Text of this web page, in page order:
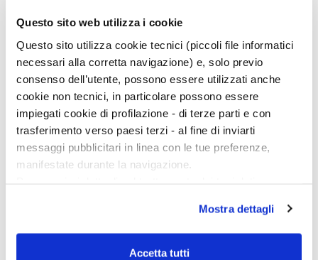
Questo sito web utilizza i cookie
Questo sito utilizza cookie tecnici (piccoli file informatici
necessari alla corretta navigazione) e, solo previo
consenso dell’utente, possono essere utilizzati anche
cookie non tecnici, in particolare possono essere
impiegati cookie di profilazione - di terze parti e con
trasferimento verso paesi terzi - al fine di inviarti
messaggi pubblicitari in linea con le tue preferenze,
manifestate durante la navigazione.
scelte privacy sui cookie, ti invitiamo a prendere visione
dell’informativa cookie.
Chiudendo il banner tramite la “X” prosegui la
Mostra dettagli
Accetta tutti